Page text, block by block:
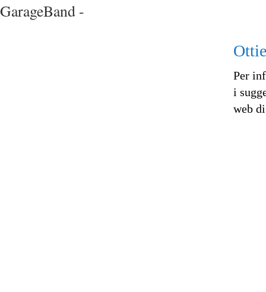
GarageBand -
Per
i
web